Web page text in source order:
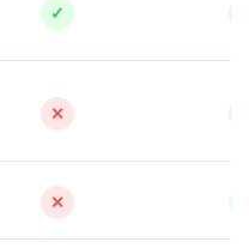
✓
✕
✕